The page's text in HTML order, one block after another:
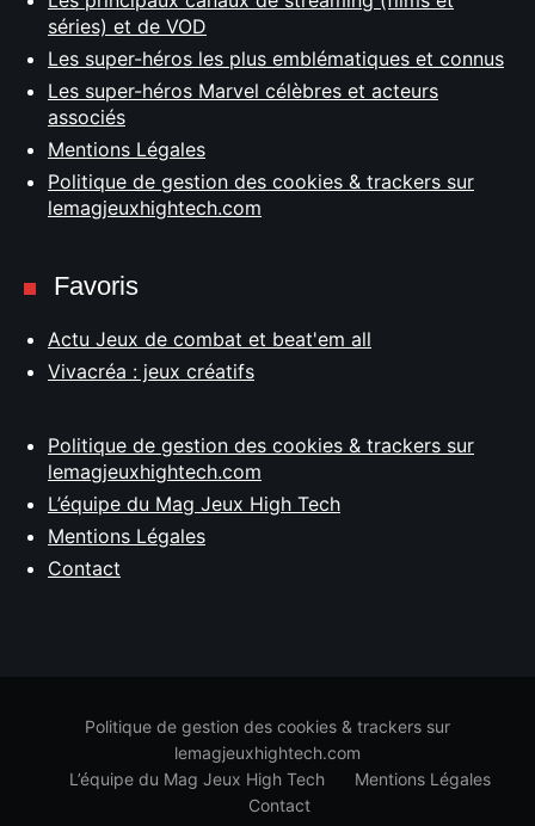
séries) et de VOD
Les super-héros les plus emblématiques et connus
Les super-héros Marvel célèbres et acteurs
associés
Mentions Légales
Politique de gestion des cookies & trackers sur
lemagjeuxhightech.com
Favoris
Actu Jeux de combat et beat'em all
Vivacréa : jeux créatifs
Politique de gestion des cookies & trackers sur
lemagjeuxhightech.com
L’équipe du Mag Jeux High Tech
Mentions Légales
Contact
Politique de gestion des cookies & trackers sur
lemagjeuxhightech.com
L’équipe du Mag Jeux High Tech
Mentions Légales
Contact